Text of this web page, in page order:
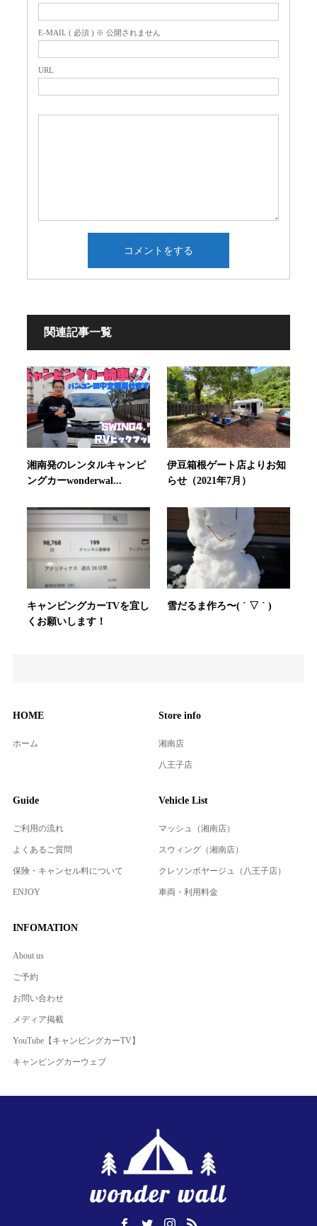
E-MAIL ( 必須 ) ※ 公開されません
URL
関連記事一覧
湘南発のレンタルキャンピ
ングカーwonderwal...
伊豆箱根ゲート店よりお知
らせ（2021年7月）
キャンピングカーTVを宜し
くお願いします！
雪だるま作ろ〜( ´ ▽ ` )
HOME
ホーム
Store info
湘南店
八王子店
Guide
ご利用の流れ
よくあるご質問
保険・キャンセル料について
ENJOY
Vehicle List
マッシュ（湘南店）
スウィング（湘南店）
クレソンボヤージュ（八王子店）
車両・利用料金
INFOMATION
About us
ご予約
お問い合わせ
メディア掲載
YouTube【キャンピングカーTV】
キャンピングカーウェブ